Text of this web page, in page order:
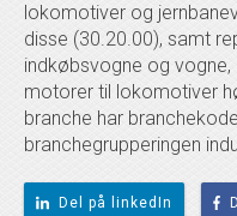
lokomotiver og
disse (30.20.00), samt
indkøbsvogne og
motorer til lokomotiver
branche har
branchegrupperingen
Del på linkedIn